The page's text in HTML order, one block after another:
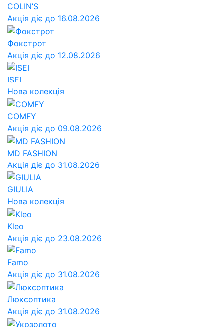
COLIN’S
Акція діє до 16.08.2026
Фокстрот
Акція діє до 12.08.2026
ISEI
Нова колекція
COMFY
Акція діє до 09.08.2026
MD FASHION
Акція діє до 31.08.2026
GIULIA
Нова колекція
Kleo
Акція діє до 23.08.2026
Famo
Акція діє до 31.08.2026
Люксоптика
Акція діє до 31.08.2026